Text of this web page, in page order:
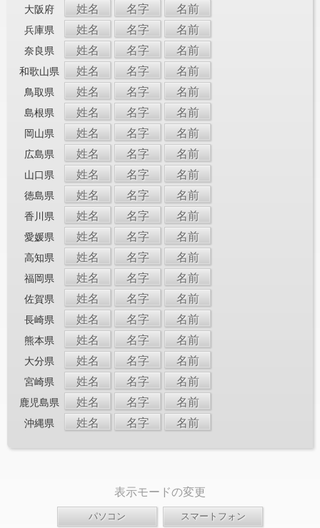
大阪府 姓名 名字 名前
兵庫県 姓名 名字 名前
奈良県 姓名 名字 名前
和歌山県 姓名 名字 名前
鳥取県 姓名 名字 名前
島根県 姓名 名字 名前
岡山県 姓名 名字 名前
広島県 姓名 名字 名前
山口県 姓名 名字 名前
徳島県 姓名 名字 名前
香川県 姓名 名字 名前
愛媛県 姓名 名字 名前
高知県 姓名 名字 名前
福岡県 姓名 名字 名前
佐賀県 姓名 名字 名前
長崎県 姓名 名字 名前
熊本県 姓名 名字 名前
大分県 姓名 名字 名前
宮崎県 姓名 名字 名前
鹿児島県 姓名 名字 名前
沖縄県 姓名 名字 名前
表示モードの変更